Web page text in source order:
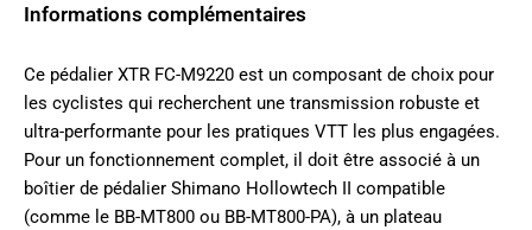
Informations complémentaires
Ce pédalier XTR FC-M9220 est un composant de choix pour
les cyclistes qui recherchent une transmission robuste et
ultra-performante pour les pratiques VTT les plus engagées.
Pour un fonctionnement complet, il doit être associé à un
boîtier de pédalier Shimano Hollowtech II compatible
(comme le BB-MT800 ou BB-MT800-PA), à un plateau